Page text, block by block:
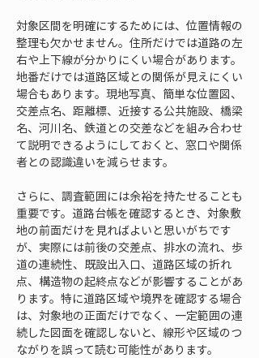
対象区間を明確にするためには、位置情報の
整理も欠かせません。住所だけでは道路の左
右や上下線が分かりにくい場合があります。
地番だけでは道路区域との関係が見えにくい
場合もあります。現地写真、簡単な位置図、
交差点名、距離標、近接する公共施設、橋梁
名、河川名、鉄道との交差などを組み合わせ
て説明できるようにしておくと、窓口や関係
者との認識違いを減らせます。
さらに、調査範囲には余裕を持たせることも
重要です。道路台帳を確認するとき、対象敷
地の前面だけを見ればよいと思いがちです
が、実際には前後の交差点、排水の流れ、歩
道の連続性、既設出入口、道路区域の折れ
点、構造物の起終点などが影響することがあ
ります。特に道路区域や境界を確認する場合
は、対象地の正面だけでなく、一定範囲の連
続した図面を確認しないと、線形や区域のつ
ながりを誤って読む可能性があります。